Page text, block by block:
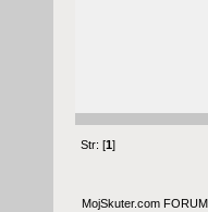
Str: [1]
MojSkuter.com FORUM